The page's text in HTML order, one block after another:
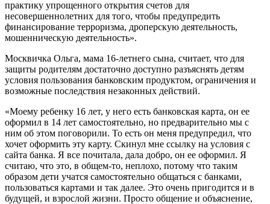
практику упрощенного открытия счетов для
несовершеннолетних для того, чтобы предупредить
финансирование терроризма, дроперскую деятельность,
мошенническую деятельность».
Москвичка Ольга, мама 16-летнего сына, считает, что для
защиты родителям достаточно доступно разъяснять детям
условия пользования банковским продуктом, ограничения и
возможные последствия незаконных действий.
«Моему ребенку 16 лет, у него есть банковская карта, он ее
оформил в 14 лет самостоятельно, но предварительно мы с
ним об этом поговорили. То есть он меня предупредил, что
хочет оформить эту карту. Скинул мне ссылку на условия с
сайта банка. Я все почитала, дала добро, он ее оформил. Я
считаю, что это, в общем-то, неплохо, потому что таким
образом дети учатся самостоятельно общаться с банками,
пользоваться картами и так далее. Это очень пригодится и в
будущей, и взрослой жизни. Просто общение и объяснение,